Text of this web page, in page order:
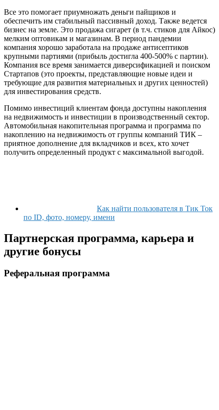
Все это помогает приумножать деньги пайщиков и
обеспечить им стабильный пассивный доход. Также ведется
бизнес на земле. Это продажа сигарет (в т.ч. стиков для Айкос)
мелким оптовикам и магазинам. В период пандемии
компания хорошо заработала на продаже антисептиков
крупными партиями (прибыль достигла 400-500% с партии).
Компания все время занимается диверсификацией и поиском
Стартапов (это проекты, представляющие новые идеи и
требующие для развития материальных и других ценностей)
для инвестирования средств.
Помимо инвестиций клиентам фонда доступны накопления
на недвижимость и инвестиции в производственный сектор.
Автомобильная накопительная программа и программа по
накоплению на недвижимость от группы компаний ТИК –
приятное дополнение для вкладчиков и всех, кто хочет
получить определенный продукт с максимальной выгодой.
Как найти пользователя в Тик Ток
по ID, фото, номеру, имени
Партнерская программа, карьера и
другие бонусы
Реферальная программа